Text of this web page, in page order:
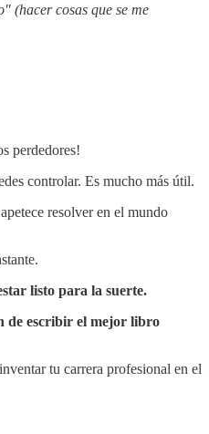
(hacer cosas que se me
perdedores!
controlar. Es mucho más útil.
resolver en el mundo
listo para la suerte.
de escribir el mejor libro
tu carrera profesional en el